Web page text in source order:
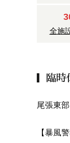
全施
臨時
尾張東
【暴風